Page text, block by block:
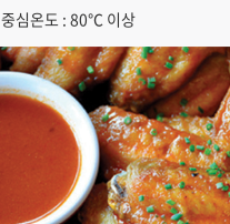
중심온도 : 80℃ 이상